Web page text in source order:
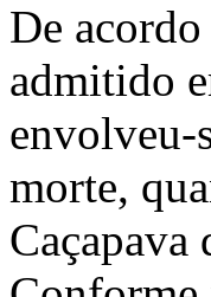
De
admitido
envolveu-
morte,